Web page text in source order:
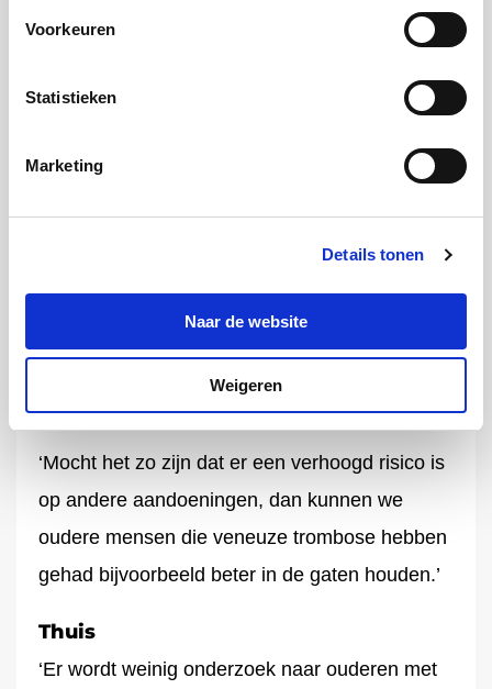
Voorkeuren
Statistieken
Marketing
Details tonen
Naar de website
Weigeren
Trombosestichting, wat de prognose is van
‘We weten eigenlijk niet goed of mensen die op
latere leeftijd trombose krijgen een verhoogde
kans hebben op overlijden, of dat ze een
verhoogde kans hebben op bijvoorbeeld een
hartinfarct of herseninfarct. Om daar een beter
beeld van te krijgen, wil ik kijken hoe het met
de mensen verder is gegaan die aan het vorige
Vlieg.
‘Mocht het zo zijn dat er een verhoogd risico is
op andere aandoeningen, dan kunnen we
oudere mensen die veneuze trombose hebben
gehad bijvoorbeeld beter in de gaten houden.’
Thuis
‘Er wordt weinig onderzoek naar ouderen met